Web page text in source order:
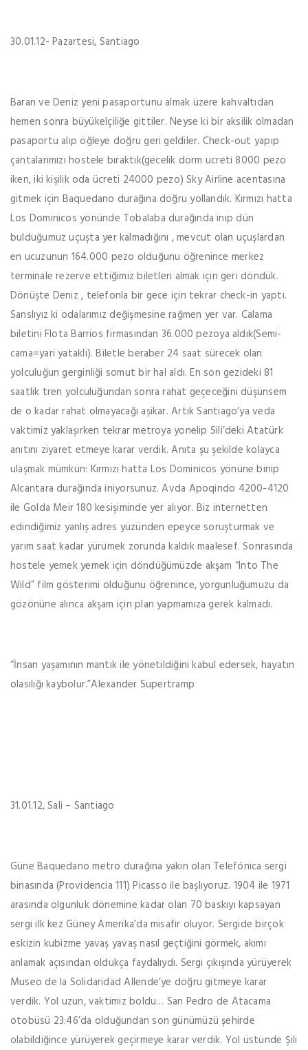
30.01.12- Pazartesi, Santiago
Baran ve Deniz yeni pasaportunu almak üzere kahvaltıdan
hemen sonra büyükelçiliğe gittiler. Neyse ki bir aksilik olmadan
pasaportu alıp öğleye doğru geri geldiler. Check-out yapıp
çantalarımızı hostele bıraktık(gecelik dorm ucreti 8000 pezo
iken, iki kişilik oda ücreti 24000 pezo) Sky Airline acentasına
gitmek için Baquedano durağına doğru yollandık. Kırmızı hatta
Los Dominicos yönünde Tobalaba durağında inip dün
bulduğumuz uçuşta yer kalmadığını , mevcut olan uçuşlardan
en ucuzunun 164.000 pezo olduğunu öğrenince merkez
terminale rezerve ettiğimiz biletleri almak için geri döndük.
Dönüşte Deniz , telefonla bir gece için tekrar check-in yaptı.
Sanslıyız ki odalarımız değişmesine rağmen yer var. Calama
biletini Flota Barrios firmasından 36.000 pezoya aldık(Semi-
cama=yari yatakli). Biletle beraber 24 saat sürecek olan
yolculuğun gerginliği somut bir hal aldı. En son gezideki 81
saatlik tren yolculuğundan sonra rahat geçeceğini düşünsem
de o kadar rahat olmayacağı aşikar. Artık Santiago’ya veda
vaktimiz yaklaşırken tekrar metroya yonelip Sili’deki Atatürk
anıtını ziyaret etmeye karar verdik. Anıta şu şekilde kolayca
ulaşmak mümkün: Kırmızı hatta Los Dominicos yönüne binip
Alcantara durağında iniyorsunuz. Avda Apoqindo 4200-4120
ile Golda Meir 180 kesişiminde yer alıyor. Biz internetten
edindiğimiz yanlış adres yüzünden epeyce soruşturmak ve
yarım saat kadar yürümek zorunda kaldık maalesef. Sonrasında
hostele yemek yemek için döndüğümüzde akşam “Into The
Wild” film gösterimi olduğunu öğrenince, yorgunluğumuzu da
gözönüne alınca akşam için plan yapmamıza gerek kalmadı.
“İnsan yaşamının mantık ile yönetildiğini kabul edersek, hayatın
olasılığı kaybolur.”Alexander Supertramp
31.01.12, Sali – Santiago
Güne Baquedano metro durağına yakın olan Telefónica sergi
binasında (Providencia 111) Picasso ile başlıyoruz. 1904 ile 1971
arasında olgunluk dönemine kadar olan 70 baskıyı kapsayan
sergi ilk kez Güney Amerika’da misafir oluyor. Sergide birçok
eskizin kubizme yavaş yavaş nasıl geçtiğini görmek, akımı
anlamak açısından oldukça faydalıydı. Sergi çıkışında yürüyerek
Museo de la Solidaridad Allende’ye doğru gitmeye karar
verdik. Yol uzun, vaktimiz boldu… San Pedro de Atacama
otobüsü 23:46’da olduğundan son günümüzü şehirde
olabildiğince yürüyerek geçirmeye karar verdik. Yol üstünde Şili